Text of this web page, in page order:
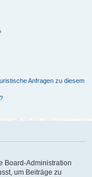
Anfragen zu diesem
Board-Administration
um Beiträge zu